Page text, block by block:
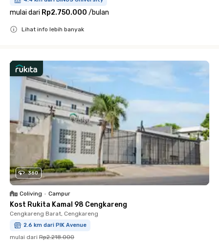
mulai dari Rp2.750.000 /bulan
Lihat info lebih banyak
360
Coliving • Campur
Kost Rukita Kamal 98 Cengkareng
Cengkareng Barat, Cengkareng
2.6 km dari PIK Avenue
mulai dari Rp2.218.000